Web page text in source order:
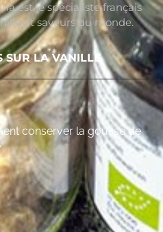
est le spécialiste français
et saveurs du monde.
SUR LA VANILLE
conserver la gousse de